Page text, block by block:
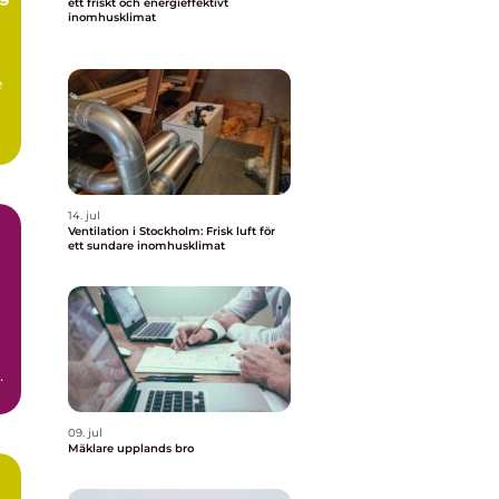
inomhusklimat
14. jul
Ventilation i Stockholm: Frisk luft för
ett sundare inomhusklimat
09. jul
Mäklare upplands bro